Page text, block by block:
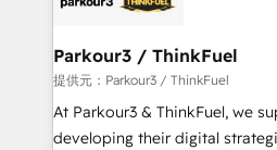
companies scale faster and smarter. 🔹
Demand generation for all your buyers
you invest in 100% of your
growth and positioning
Parkour3 / ThinkFuel
提供元：Parkour3 / ThinkFuel
At Parkour3 & ThinkFuel, we
developing their digital